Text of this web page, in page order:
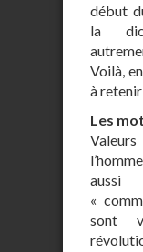
début
la
Voilà,
à
Les
«
sont